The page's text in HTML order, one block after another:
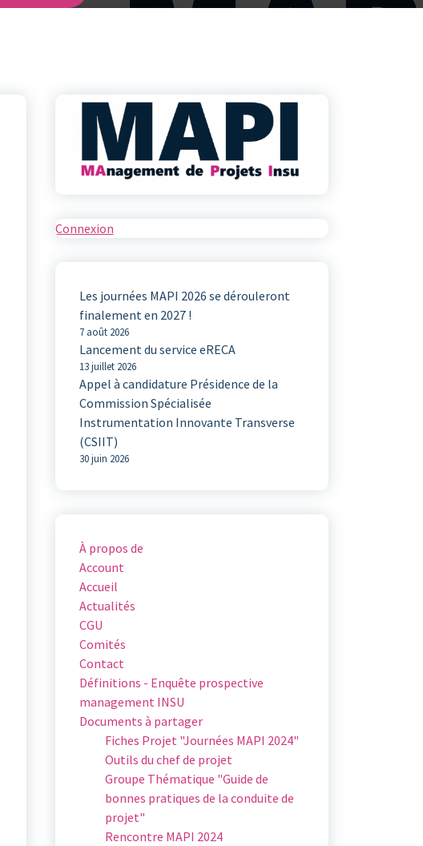
Connexion
Les journées MAPI 2026 se dérouleront
finalement en 2027 !
7 août 2026
Lancement du service eRECA
13 juillet 2026
Appel à candidature Présidence de la
Commission Spécialisée
Instrumentation Innovante Transverse
(CSIIT)
30 juin 2026
À propos de
Account
Accueil
Actualités
CGU
Comités
Contact
Définitions - Enquête prospective
management INSU
Documents à partager
Fiches Projet "Journées MAPI 2024"
Outils du chef de projet
Groupe Thématique "Guide de
bonnes pratiques de la conduite de
projet"
Rencontre MAPI 2024